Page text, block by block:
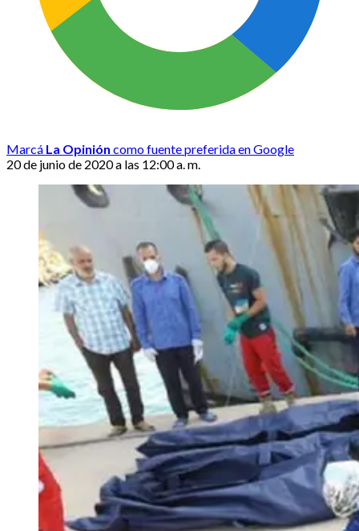
Marcá La Opinión como fuente preferida en Google
20 de junio de 2020 a las 12:00 a. m.